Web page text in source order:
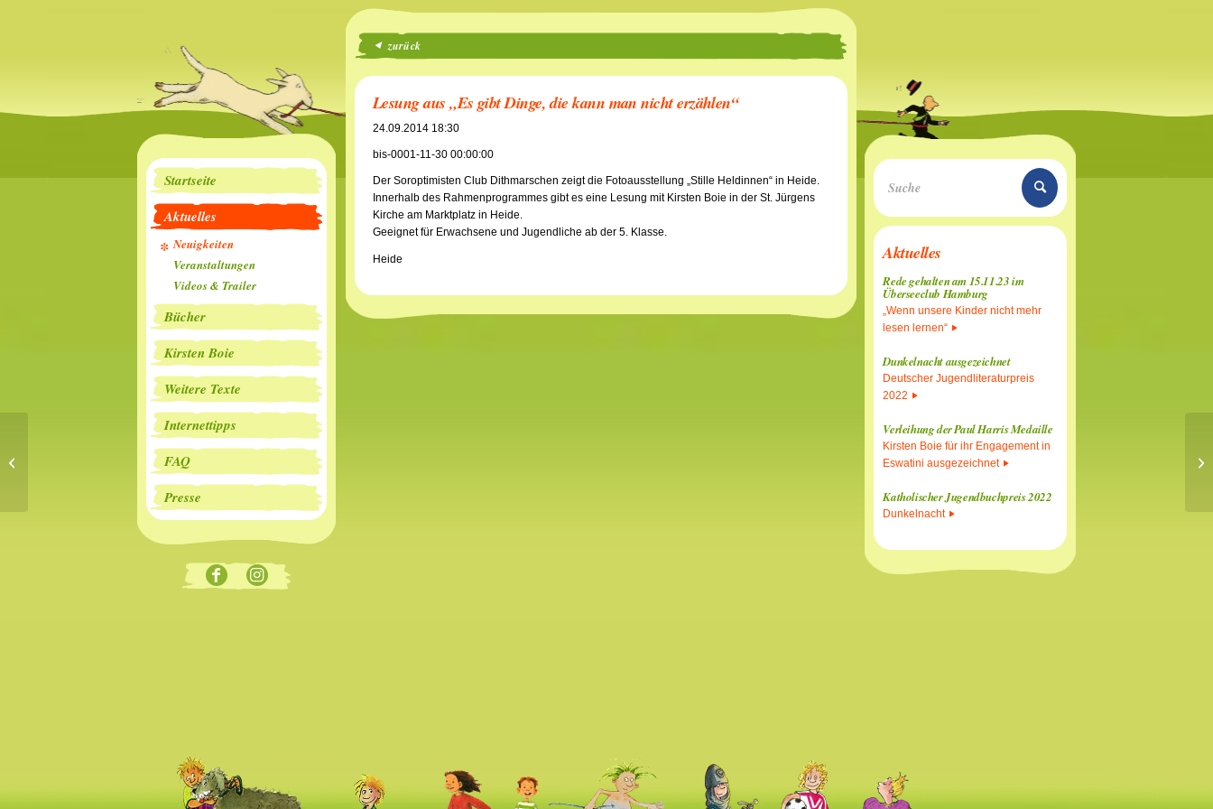
Startseite
Aktuelles
Neuigkeiten
Veranstaltungen
Videos & Trailer
Bücher
Kirsten Boie
Weitere Texte
Internettipps
FAQ
Presse
zurück
Lesung aus „Es gibt Dinge, die kann man nicht erzählen“
24.09.2014 18:30
bis-0001-11-30 00:00:00
Der Soroptimisten Club Dithmarschen zeigt die Fotoausstellung „Stille Heldinnen“ in Heide.
Innerhalb des Rahmenprogrammes gibt es eine Lesung mit Kirsten Boie in der St. Jürgens
Kirche am Marktplatz in Heide.
Geeignet für Erwachsene und Jugendliche ab der 5. Klasse.
Heide Aktuelles
Rede gehalten am 15.11.23 im
Überseeclub Hamburg
„Wenn unsere Kinder nicht mehr
lesen lernen“
Dunkelnacht ausgezeichnet
Deutscher Jugendliteraturpreis
2022
Verleihung der Paul Harris Medaille
Kirsten Boie für ihr Engagement in
Eswatini ausgezeichnet
Katholischer Jugendbuchpreis 2022
Dunkelnacht